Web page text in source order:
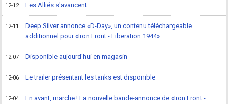
12-12 Les Alliés s'avancent
12-11
Deep Silver annonce «D-Day», un contenu téléchargeable
additionnel pour «Iron Front - Liberation 1944»
12-07 Disponible aujourd'hui en magasin
12-06 Le trailer présentant les tanks est disponible
12-04 En avant, marche ! La nouvelle bande-annonce de «Iron Front -